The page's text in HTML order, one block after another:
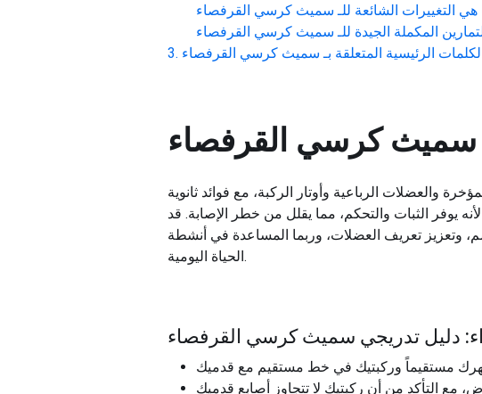
هي التغييرات الشائعة للـ سميث كرسي القرفصاء
المكملة الجيدة للـ سميث كرسي القرفصاء
الرئيسية المتعلقة بـ سميث كرسي القرفصاء
سميث كرسي القرفصاء
الرباعية وأوتار الركبة، مع فوائد ثانوية
يوفر الثبات والتحكم، مما يقلل من خطر الإصابة. قد
وتعزيز تعريف العضلات، وربما المساعدة في أنشطة
الحياة اليومية.
دليل تدريجي سميث كرسي القرفصاء